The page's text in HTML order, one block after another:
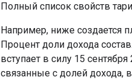
Полный список свойств
Например, ниже создается
Процент доли дохода
вступает в силу 15
связанные с долей дохода,